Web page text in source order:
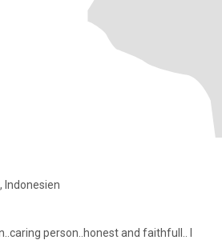
Indonesien
person..honest and faithfull.. I